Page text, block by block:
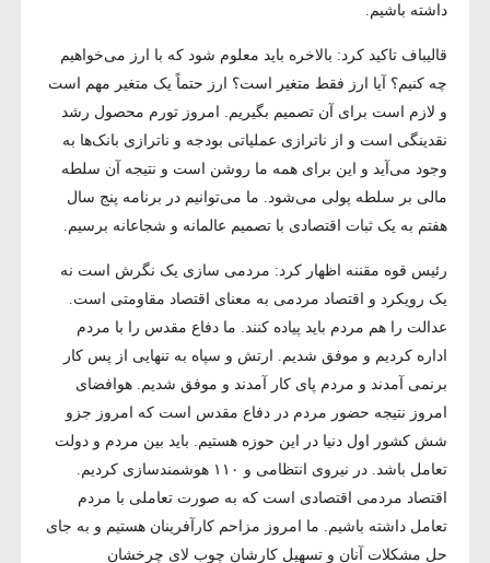
داشته باشیم.
قالیباف تاکید کرد: بالاخره باید معلوم شود که با ارز می‌خواهیم
چه کنیم؟ آیا ارز فقط متغیر است؟ ارز حتماً یک متغیر مهم است
و لازم است برای آن تصمیم بگیریم. امروز تورم محصول رشد
نقدینگی است و از ناترازی عملیاتی بودجه و ناترازی بانک‌ها به
وجود می‌آید و این برای همه ما روشن است و نتیجه آن سلطه
مالی بر سلطه پولی می‌شود. ما می‌توانیم در برنامه پنج سال
هفتم به یک ثبات اقتصادی با تصمیم عالمانه و شجاعانه برسیم.
رئیس قوه مقننه اظهار کرد: مردمی سازی یک نگرش است نه
یک رویکرد و اقتصاد مردمی به معنای اقتصاد مقاومتی است.
عدالت را هم مردم باید پیاده کنند. ما دفاع مقدس را با مردم
اداره کردیم و موفق شدیم. ارتش و سپاه به تنهایی از پس کار
برنمی آمدند و مردم پای کار آمدند و موفق شدیم. هوافضای
امروز نتیجه حضور مردم در دفاع مقدس است که امروز جزو
شش کشور اول دنیا در این حوزه هستیم. باید بین مردم و دولت
تعامل باشد. در نیروی انتظامی و ۱۱۰ هوشمندسازی کردیم.
اقتصاد مردمی اقتصادی است که به صورت تعاملی با مردم
تعامل داشته باشیم. ما امروز مزاحم کارآفرینان هستیم و به جای
حل مشکلات آنان و تسهیل کارشان چوب لای چرخشان